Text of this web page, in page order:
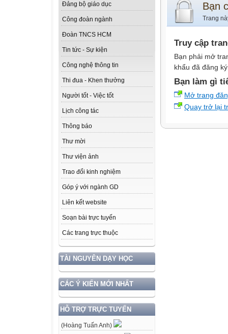
Đảng bộ giáo dục
Công đoàn ngành
Đoàn TNCS HCM
Tin tức - Sự kiện
Công nghệ thông tin
Thi đua - Khen thưởng
Người tốt - Việc tốt
Lịch công tác
Thông báo
Thư mời
Thư viện ảnh
Trao đổi kinh nghiệm
Góp ý với ngành GD
Liên kết website
Soạn bài trực tuyến
Các trang trực thuộc
TÀI NGUYÊN DẠY HỌC
CÁC Ý KIẾN MỚI NHẤT
HỖ TRỢ TRỰC TUYẾN
(Hoàng Tuấn Anh)
Bạn
Trang
Truy cập
Bạn phải mở
khẩu đã đăng
Bạn làm gì
Mở trang
Quay trở lại